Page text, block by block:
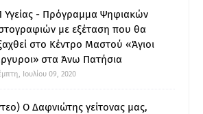
Υγείας - Πρόγραμμα Ψηφιακών
με εξέταση που θα
στο Κέντρο Μαστού «Άγιοι
στα Άνω Πατήσια
Ιουλίου 09, 2020
Ο Δαφνιώτης γείτονας μας,